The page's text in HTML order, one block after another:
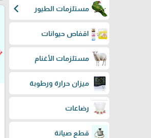
مستلزمات الطيور chevron_left
اقفاص حيوانات
مستلزمات الأغنام
ميزان حرارة ورطوبة
رضاعات
قطع صيانة